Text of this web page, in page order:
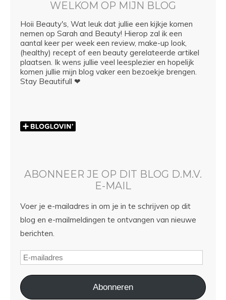
WELKOM OP MIJN BLOG
Hoii Beauty's, Wat leuk dat jullie een kijkje komen
nemen op Sarah and Beauty! Hierop zal ik een
aantal keer per week een review, make-up look,
(healthy) recept of een beauty gerelateerde artikel
plaatsen. Ik wens jullie veel leesplezier en hopelijk
komen jullie mijn blog vaker een bezoekje brengen.
Stay Beautifull ❤
ABONNEER JE OP DIT BLOG D.M.V.
E-MAIL
Voer je e-mailadres in om je in te schrijven op dit
blog en e-mailmeldingen te ontvangen van nieuwe
berichten.
Abonneren